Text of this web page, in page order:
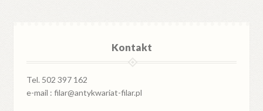
Kontakt
Tel. 502 397 162
e-mail : filar@antykwariat-filar.pl